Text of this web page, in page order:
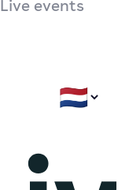
Live events